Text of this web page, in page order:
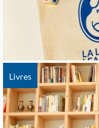
Livres